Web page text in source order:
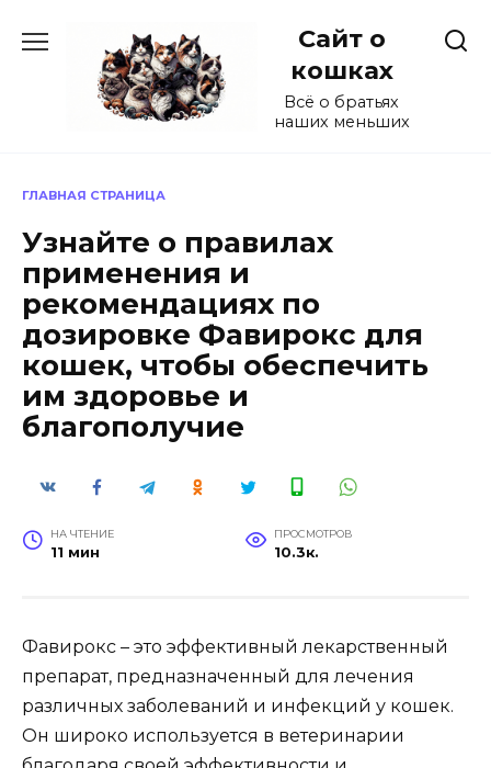
содержанию
Сайт о
кошках
Всё о братьях
наших меньших
ГЛАВНАЯ СТРАНИЦА
Узнайте о правилах
применения и
рекомендациях по
дозировке Фавирокс для
кошек, чтобы обеспечить
им здоровье и
благополучие
НА ЧТЕНИЕ
11 мин
ПРОСМОТРОВ
10.3к.
Фавирокс – это эффективный лекарственный
препарат, предназначенный для лечения
различных заболеваний и инфекций у кошек.
Он широко используется в ветеринарии